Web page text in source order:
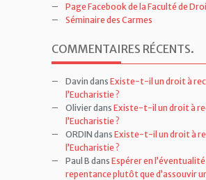
Page Facebook de la Faculté de
Séminaire des Carmes
COMMENTAIRES RÉCENTS.
Davin dans Existe-t-il un droit à
l’Eucharistie ?
Olivierdans Existe-t-il un droit à
l’Eucharistie ?
ORDIN dans Existe-t-il un droit à
l’Eucharistie ?
Paul B dans Espérer en l’éventualité
repentance plutôt que d’assouvir